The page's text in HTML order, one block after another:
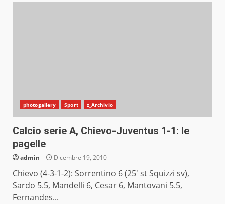
photogallery Sport z_Archivio
Calcio serie A, Chievo-Juventus 1-1: le
pagelle
admin Dicembre 19, 2010
Chievo (4-3-1-2): Sorrentino 6 (25′ st Squizzi sv),
Sardo 5.5, Mandelli 6, Cesar 6, Mantovani 5.5,
Fernandes...